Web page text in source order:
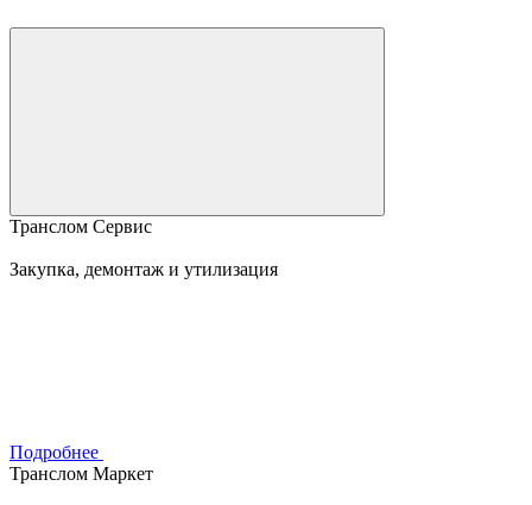
Транслом Сервис
Закупка, демонтаж и утилизация
Подробнее
Транслом Маркет